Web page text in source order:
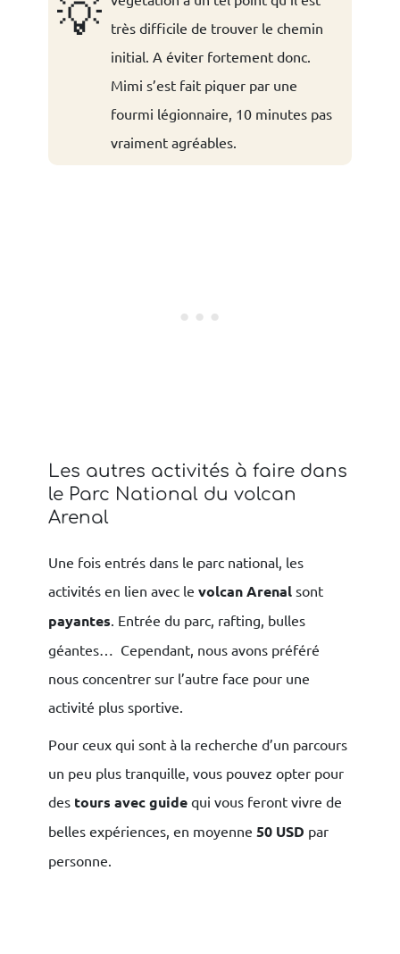
💡 très difficile de trouver le chemin
initial. A éviter fortement donc.
Mimi s’est fait piquer par une
fourmi légionnaire, 10 minutes pas
vraiment agréables.
Les autres activités à faire dans
le Parc National du volcan
Arenal
Une fois entrés dans le parc national, les
activités en lien avec le volcan Arenal sont
payantes . Entrée du parc, rafting, bulles
géantes… Cependant, nous avons préféré
nous concentrer sur l’autre face pour une
activité plus sportive.
Pour ceux qui sont à la recherche d’un parcours
un peu plus tranquille, vous pouvez opter pour
des tours avec guidequi vous feront vivre de
belles expériences, en moyenne 50 USD par
personne.